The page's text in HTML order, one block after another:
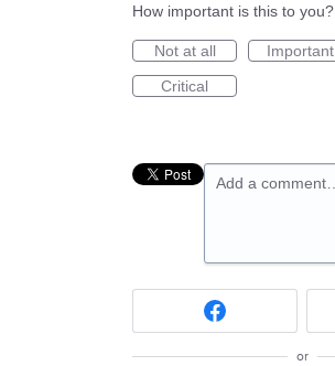
How important is this to you?
Not at all
Important
Critical
Add a comment…
or